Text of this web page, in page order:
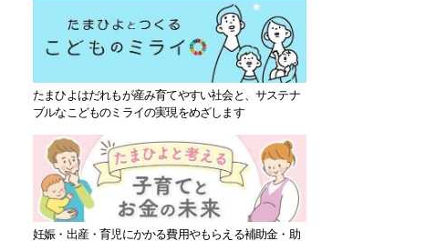
たまひよはだれもが産み育てやすい社会と、サステナ
ブルなこどものミライの実現をめざします
妊娠・出産・育児にかかる費用やもらえる補助金・助